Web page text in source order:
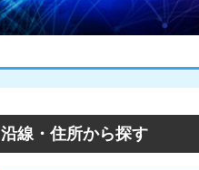
沿線・住所から探す